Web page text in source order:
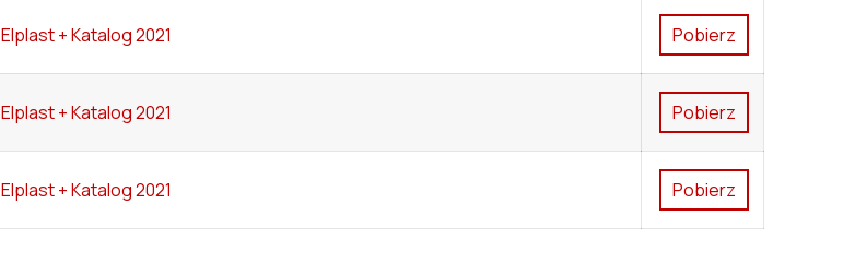
Elplast + Katalog 2021 pobierz
Elplast + Katalog 2021 pobierz
Elplast + Katalog 2021 pobierz